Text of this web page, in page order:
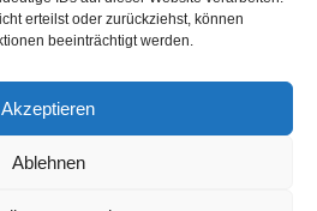
erteilst oder zurückziehst, können
beeinträchtigt werden.
Akzeptieren
Ablehnen
Best Retail Cases
Voice
POS Connect